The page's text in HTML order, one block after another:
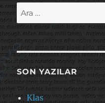
Ara:
SON YAZILAR
Klas